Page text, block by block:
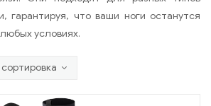
гарантируя, что ваши ноги останутся
условиях.